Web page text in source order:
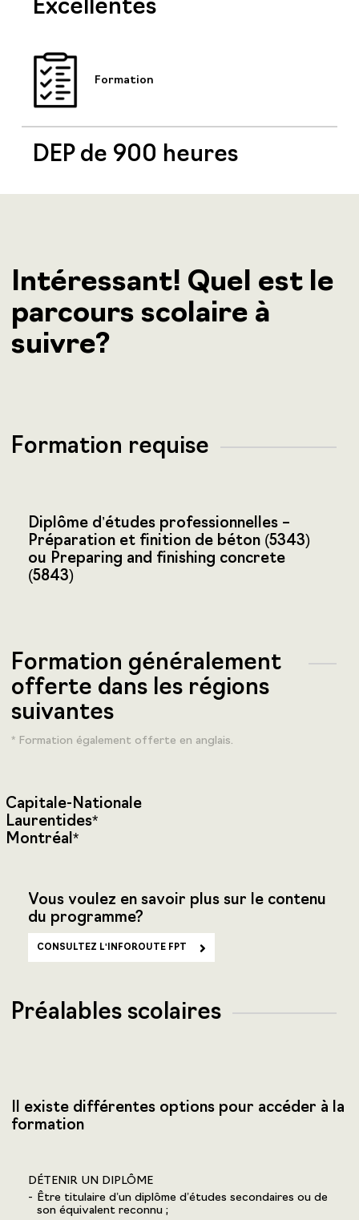
Excellentes
Formation
DEP de 900 heures
Intéressant! Quel est le
parcours scolaire à
suivre?
Formation requise
Diplôme d’études professionnelles –
Préparation et finition de béton (5343)
ou Preparing and finishing concrete
(5843)
Formation généralement
offerte dans les régions
suivantes
* Formation également offerte en anglais.
Capitale-Nationale
Laurentides*
Montréal*
Vous voulez en savoir plus sur le contenu
du programme?
CONSULTEZ L'INFOROUTE FPT
Préalables scolaires
Il existe différentes options pour accéder à la
formation
DÉTENIR UN DIPLÔME
Être titulaire d’un diplôme d’études secondaires ou de
son équivalent reconnu ;